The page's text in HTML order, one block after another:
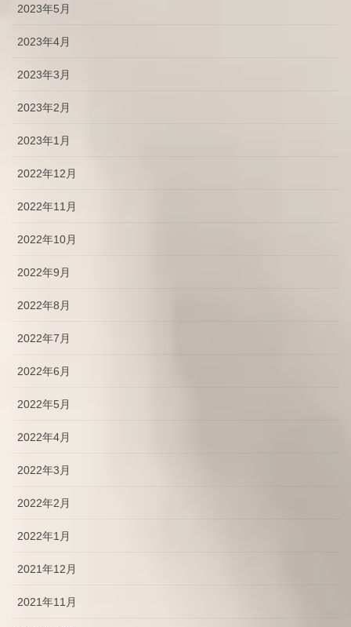
2023年5月
2023年4月
2023年3月
2023年2月
2023年1月
2022年12月
2022年11月
2022年10月
2022年9月
2022年8月
2022年7月
2022年6月
2022年5月
2022年4月
2022年3月
2022年2月
2022年1月
2021年12月
2021年11月